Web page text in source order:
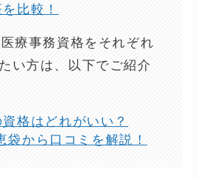
比較！
療事務資格をそれぞれ
い方は、以下でご紹介
格はどれがいい？
袋から口コミを解説！